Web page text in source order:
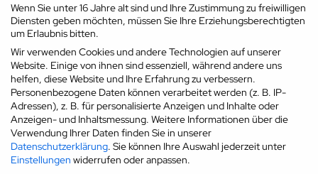
Wenn Sie unter 16 Jahre alt sind und Ihre Zustimmung zu freiwilligen
Diensten geben möchten, müssen Sie Ihre Erziehungsberechtigten
um Erlaubnis bitten.
Wir verwenden Cookies und andere Technologien auf unserer
Website. Einige von ihnen sind essenziell, während andere uns
helfen, diese Website und Ihre Erfahrung zu verbessern.
Personenbezogene Daten können verarbeitet werden (z. B. IP-
Adressen), z. B. für personalisierte Anzeigen und Inhalte oder
Anzeigen- und Inhaltsmessung. Weitere Informationen über die
Verwendung Ihrer Daten finden Sie in unserer
Datenschutzerklärung. Sie können Ihre Auswahl jederzeit unter
Einstellungen widerrufen oder anpassen.